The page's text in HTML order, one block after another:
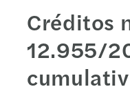
Créditos
12.955/